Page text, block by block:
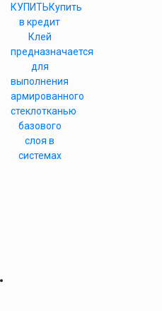
КУПИТЬКупить
в кредит
Клей
предназначается
для
выполнения
армированного
стеклотканью
базового
слоя в
системах